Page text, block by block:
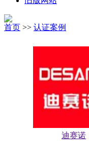
首页 >> 认证案例
迪赛诺